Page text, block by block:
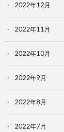
2022年12月
2022年11月
2022年10月
2022年9月
2022年8月
2022年7月